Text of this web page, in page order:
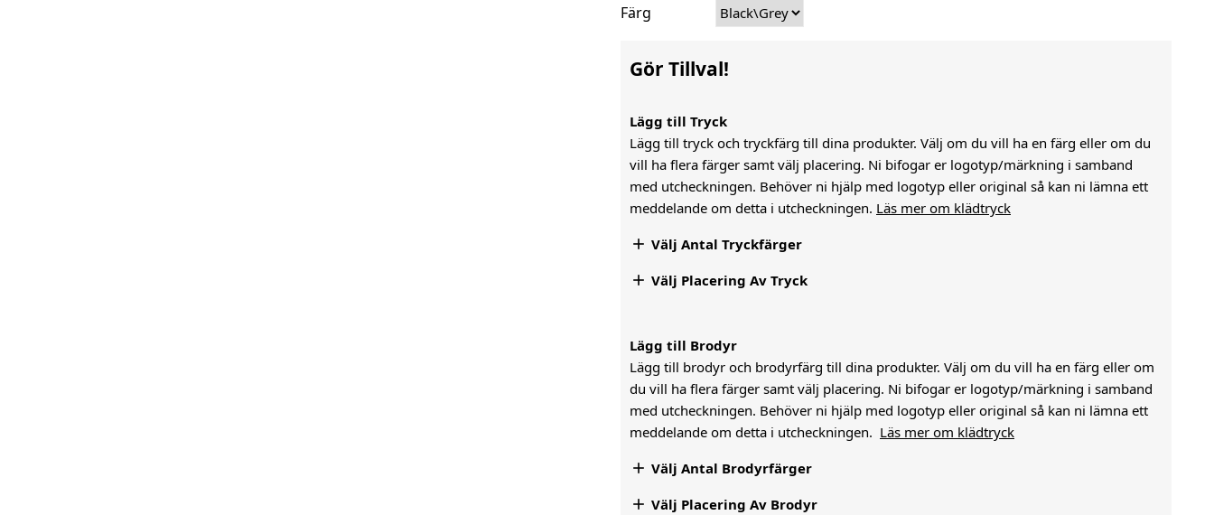
Färg
Gör Tillval!
Lägg till Tryck
Lägg till tryck och tryckfärg till dina produkter. Välj om du vill ha en färg eller om du
vill ha flera färger samt välj placering. Ni bifogar er logotyp/märkning i samband
med utcheckningen. Behöver ni hjälp med logotyp eller original så kan ni lämna ett
meddelande om detta i utcheckningen. Läs mer om klädtryck
 Välj Antal Tryckfärger
 Välj Placering Av Tryck
Lägg till Brodyr
Lägg till brodyr och brodyrfärg till dina produkter. Välj om du vill ha en färg eller om
du vill ha flera färger samt välj placering. Ni bifogar er logotyp/märkning i samband
med utcheckningen. Behöver ni hjälp med logotyp eller original så kan ni lämna ett
meddelande om detta i utcheckningen. Läs mer om klädtryck
 Välj Antal Brodyrfärger
 Välj Placering Av Brodyr